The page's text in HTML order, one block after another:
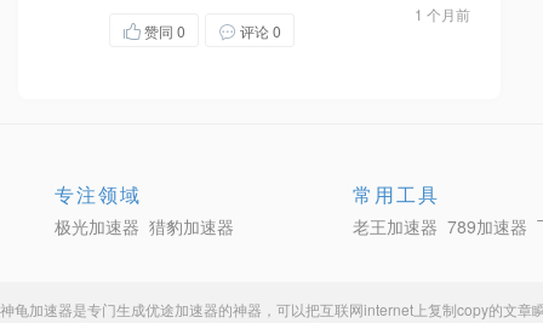
1 个月前
赞同 0 评论 0
专注领域
极光加速器 猎豹加速器
常用工具
老王加速器 789加速器
神龟加速器是专门生成优途加速器的神器，可以把互联网internet上复制copy的文章